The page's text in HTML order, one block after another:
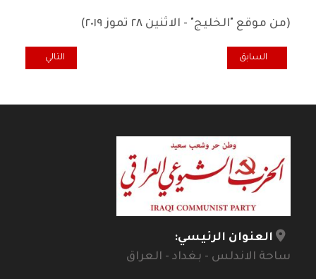
(من موقع "الخليج" - الاثنين ٢٨ تموز ٢٠١٩)
المقال السابق: دور الصحافة الشيوعية في مجال حقوق الشعب الصحية
السابق المقال التالي:
التالي
العنوان الرئيسي:
ساحة الاندلس - بغداد - العراق